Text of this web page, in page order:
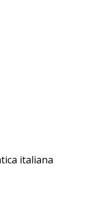
italiana